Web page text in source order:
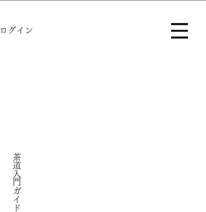
ログイン
茶道入門ガイド